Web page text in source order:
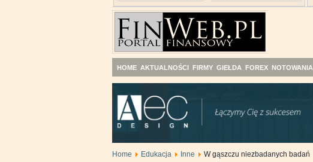
HOME AKTUALNOŚCI FIRMY GIEŁDA FOREX NOTOWANIA
Home Edukacja Inne W gąszczu niezbadanych badań